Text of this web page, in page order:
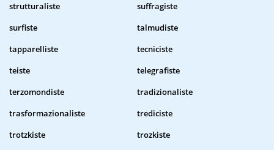
strutturaliste
suffragiste
surfiste
talmudiste
tapparelliste
tecniciste
teiste
telegrafiste
terzomondiste
tradizionaliste
trasformazionaliste
trediciste
trotzkiste
trozkiste